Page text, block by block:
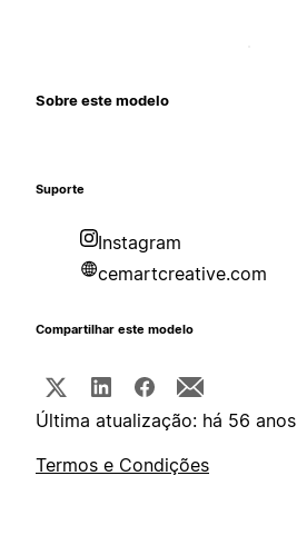
Sobre este modelo
Suporte
Instagram
cemartcreative.com
Compartilhar este modelo
Última atualização: há 56 anos
Termos e Condições